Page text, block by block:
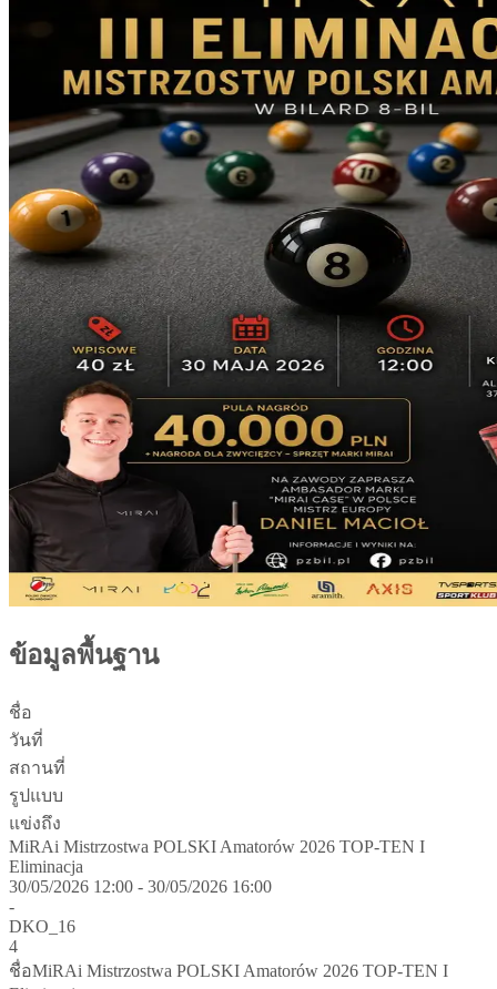
ข้อมูลพื้นฐาน
ชื่อ
วันที่
สถานที่
รูปแบบ
แข่งถึง
MiRAi Mistrzostwa POLSKI Amatorów 2026 TOP-TEN I
Eliminacja
30/05/2026 12:00 - 30/05/2026 16:00
-
DKO_16
4
ชื่อMiRAi Mistrzostwa POLSKI Amatorów 2026 TOP-TEN I